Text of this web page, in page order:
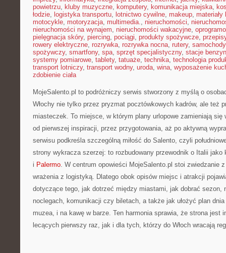
powietrzu, kluby muzyczne, komputery, komunikacja miejska,
łodzie, logistyka transportu, lotnictwo cywilne, makeup, materiały
motocykle, motoryzacja, multimedia., nieruchomości,
nieruchomości na wynajem, nieruchomości wakacyjne,
pielęgnacja skóry, piercing, pociągi, produkty spożywcze,
rowery elektryczne, rozrywka, rozrywka nocna, rutery, samochody
spożywczy, smartfony, spa, sprzęt specjalistyczny, stacje
systemy pomiarowe, tablety, tatuaże, technika, technologia
transport lotniczy, transport wodny, uroda, wina, wyposażenie
zdobienie ciała
MojeSalento.pl to podróżniczy serwis stworzony z myślą o
Włochy nie tylko przez pryzmat pocztówkowych kadrów, ale też
miasteczek. To miejsce, w którym plany urlopowe zamieniają się
od pierwszej inspiracji, przez przygotowania, aż po aktywną
serwisu podkreśla szczególną miłość do Salento, czyli
strony wykracza szerzej: to rozbudowany przewodnik o Italii jako
i Palermo. W centrum opowieści MojeSalento.pl stoi zwiedzanie z
wrażenia z logistyką. Dlatego obok opisów miejsc i atrakcji
dotyczące tego, jak dotrzeć między miastami, jak dobrać sezon,
noclegach, komunikacji czy biletach, a także jak ułożyć plan
muzea, i na kawę w barze. Ten harmonia sprawia, że strona jest
lecących pierwszy raz, jak i dla tych, którzy do Włoch wracają